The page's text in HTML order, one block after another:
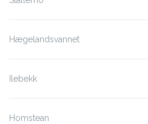
Hægelandsvannet
Ilebekk
Homstean